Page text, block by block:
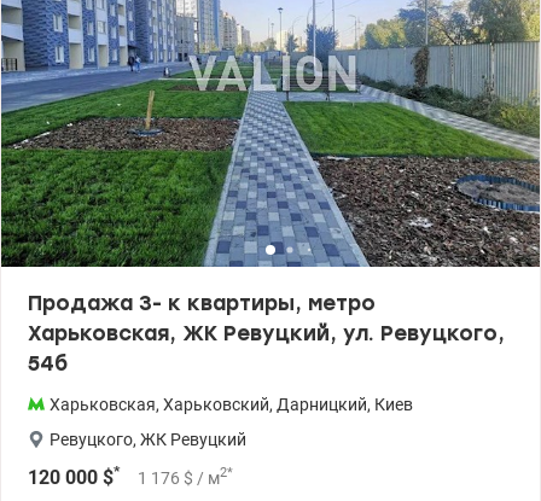
valion.ua/1103966
Продажа 3- к квартиры, метро
Харьковская, ЖК Ревуцкий, ул. Ревуцкого,
54б
Харьковская, Харьковский, Дарницкий, Киев
Ревуцкого, ЖК Ревуцкий
120 000 $* 1 176 $ / м2*